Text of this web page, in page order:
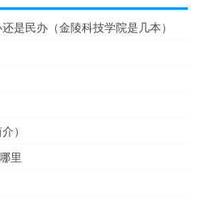
是民办（金陵科技学院是几本）
）
里